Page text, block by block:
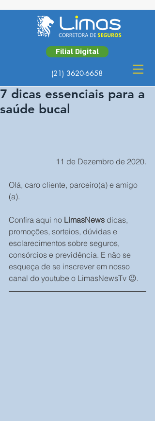
Filial Digital
(21) 3620-6658
7 dicas essenciais para a
saúde bucal
11 de Dezembro de 2020.
Olá, caro cliente, parceiro(a) e amigo
(a).
Confira aqui no LimasNews dicas,
promoções, sorteios, dúvidas e
esclarecimentos sobre seguros,
consórcios e previdência. E não se
esqueça de se inscrever em nosso
canal do youtube o LimasNewsTv 😉.